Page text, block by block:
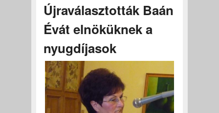
Újraválasztották Baán
Évát elnöküknek a
nyugdíjasok